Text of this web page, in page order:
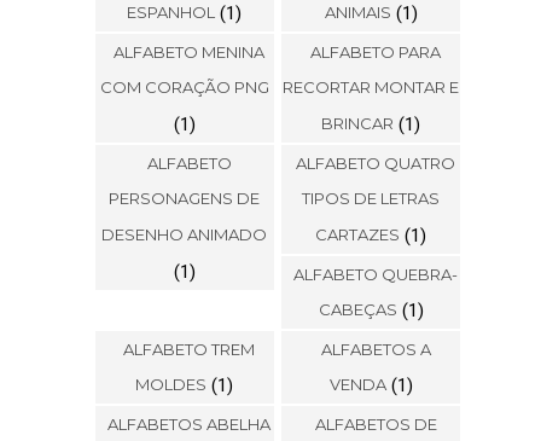
ESPANHOL (1)
ANIMAIS (1)
ALFABETO MENINA
COM CORAÇÃO PNG
(1)
ALFABETO PARA
RECORTAR MONTAR E
BRINCAR (1)
ALFABETO
PERSONAGENS DE
DESENHO ANIMADO
(1)
ALFABETO QUATRO
TIPOS DE LETRAS
CARTAZES (1)
ALFABETO QUEBRA-
CABEÇAS (1)
ALFABETO TREM
MOLDES (1)
ALFABETOS A
VENDA (1)
ALFABETOS ABELHA ALFABETOS DE